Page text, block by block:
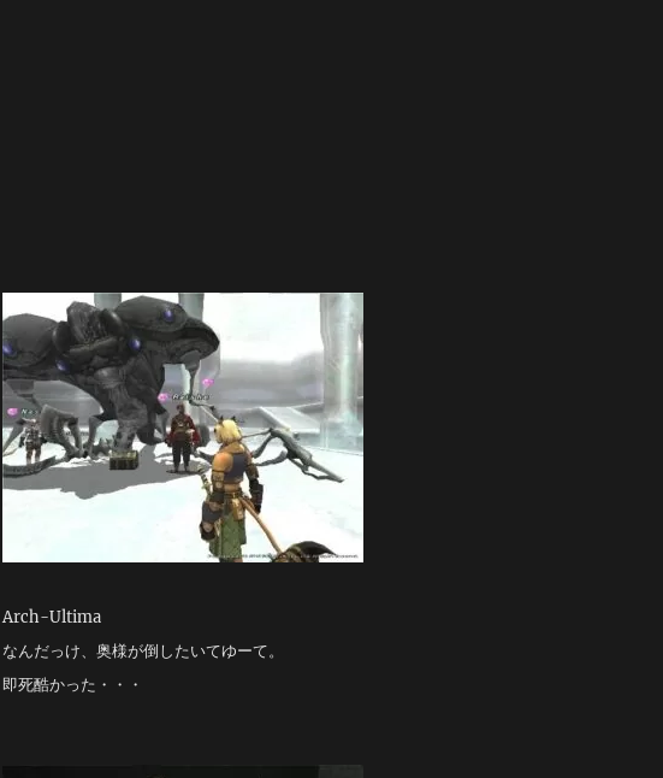
Arch-Ultima
なんだっけ、奥様が倒したいてゆーて。
即死酷かった・・・